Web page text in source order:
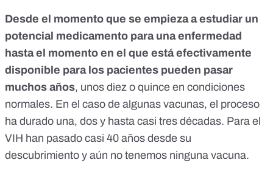
Desde el momento que se empieza a estudiar un
potencial medicamento para una enfermedad
hasta el momento en el que está efectivamente
disponible para los pacientes pueden pasar
muchos años, unos diez o quince en condiciones
normales. En el caso de algunas vacunas, el proceso
ha durado una, dos y hasta casi tres décadas. Para el
VIH han pasado casi 40 años desde su
descubrimiento y aún no tenemos ninguna vacuna.